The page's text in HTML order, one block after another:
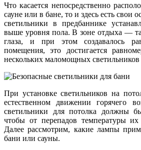
Что касается непосредственно
сауне или в бане, то и здесь есть свои
светильники в предбаннике
выше уровня пола. В зоне отдыха —
глаза, и при этом создавалось
помещения, это достигается
нескольких маломощных светильников
При установке светильников на
естественном движении горячего
светильники для потолка должны
чтобы от перепадов температуры их
Далее рассмотрим, какие лампы
бани или сауны.